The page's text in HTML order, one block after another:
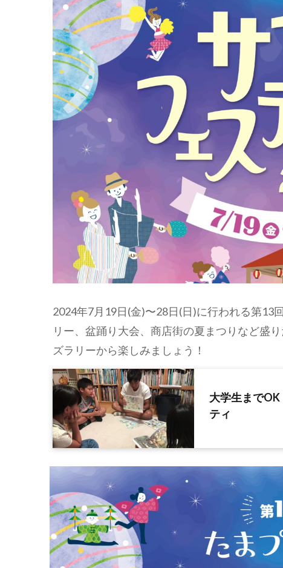
2024年7月19日(金)〜28日(日)に行われる第13
リー、盆踊り大会、商店街の夏まつりなど盛
ズラリーから楽しみましょう！
大学生まで
ティ